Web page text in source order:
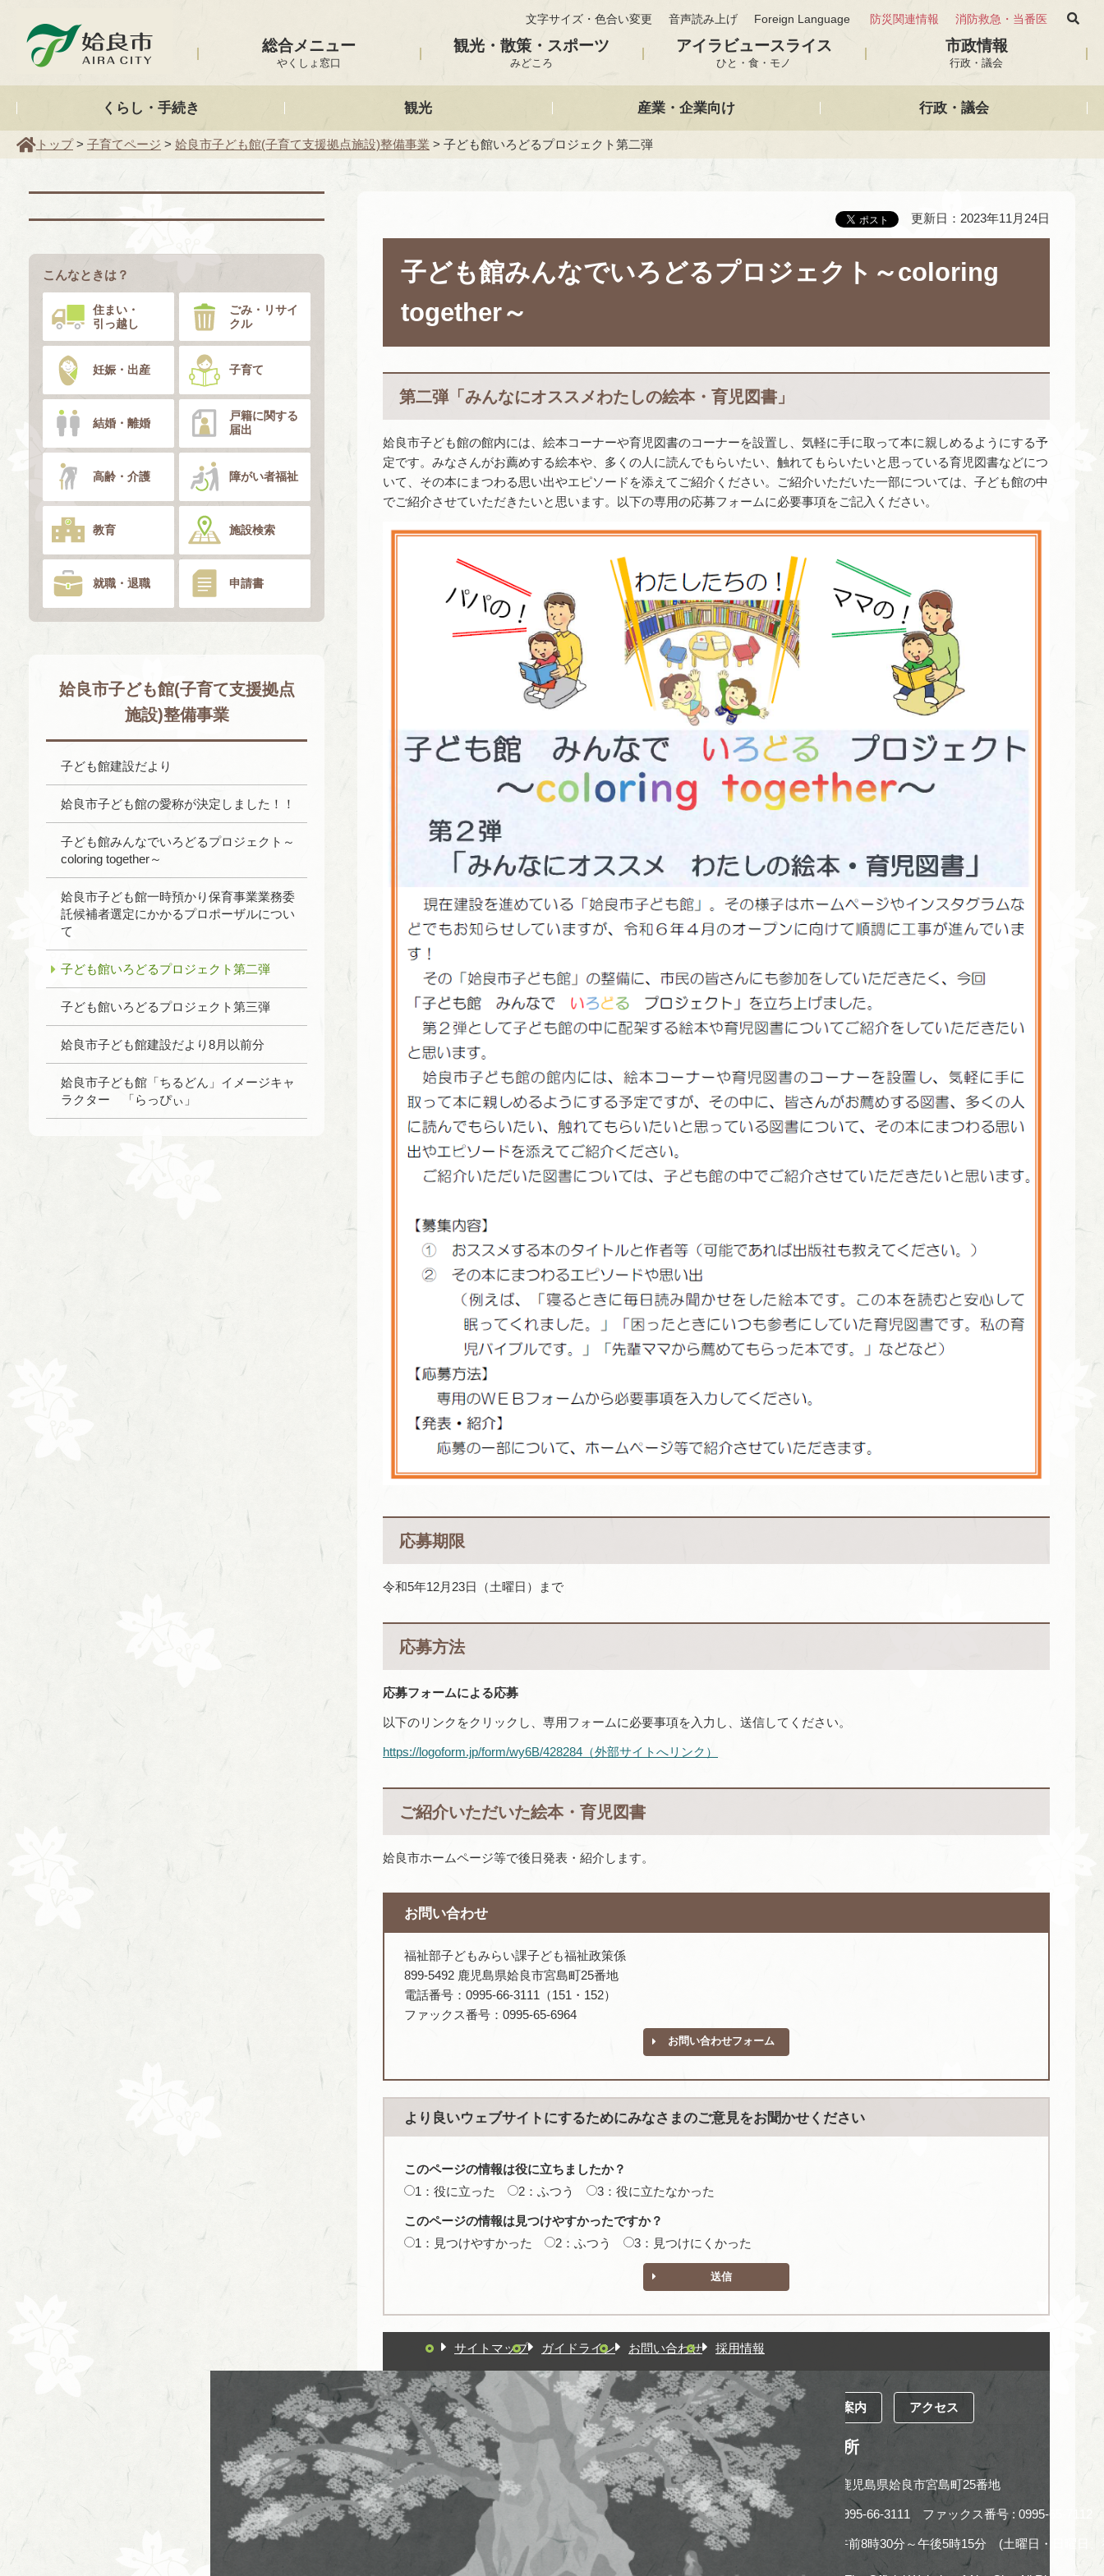
文字サイズ・色合い変更 音声読み上げ Foreign Language 防災関連情報 消防救急・当番医
総合メニュー
やくしょ窓口
観光・散策・スポーツ
みどころ
アイラビュースライス
ひと・食・モノ
市政情報
行政・議会
くらし・手続き 観光 産業・企業向け 行政・議会
トップ> 子育てページ > 姶良市子ども館(子育て支援拠点施設)整備事業 > 子ども館いろどるプロジェクト第二弾
こんなときは？
住まい・
引っ越し
ごみ・リサイ
クル
妊娠・出産 子育て
結婚・離婚
戸籍に関する
届出
高齢・介護 障がい者福祉
教育 施設検索
就職・退職 申請書
姶良市子ども館(子育て支援拠点
施設)整備事業
子ども館建設だより
姶良市子ども館の愛称が決定しました！！
子ども館みんなでいろどるプロジェクト～
coloring together～
姶良市子ども館一時預かり保育事業業務委
託候補者選定にかかるプロポーザルについ
て
子ども館いろどるプロジェクト第二弾
子ども館いろどるプロジェクト第三弾
姶良市子ども館建設だより8月以前分
姶良市子ども館「ちるどん」イメージキャ
ラクター 「らっぴぃ」
更新日：2023年11月24日
子ども館みんなでいろどるプロジェクト～coloring
together～
第二弾「みんなにオススメわたしの絵本・育児図書」
姶良市子ども館の館内には、絵本コーナーや育児図書のコーナーを設置し、気軽に手に取って本に親しめるようにする予
定です。みなさんがお薦めする絵本や、多くの人に読んでもらいたい、触れてもらいたいと思っている育児図書などにつ
いて、その本にまつわる思い出やエピソードを添えてご紹介ください。ご紹介いただいた一部については、子ども館の中
でご紹介させていただきたいと思います。以下の専用の応募フォームに必要事項をご記入ください。
応募期限
令和5年12月23日（土曜日）まで
応募方法
応募フォームによる応募
以下のリンクをクリックし、専用フォームに必要事項を入力し、送信してください。
https://logoform.jp/form/wy6B/428284（外部サイトへリンク）
ご紹介いただいた絵本・育児図書
姶良市ホームページ等で後日発表・紹介します。
お問い合わせ
福祉部子どもみらい課子ども福祉政策係
899-5492 鹿児島県姶良市宮島町25番地
電話番号：0995-66-3111（151・152）
ファックス番号：0995-65-6964
お問い合わせフォーム
より良いウェブサイトにするためにみなさまのご意見をお聞かせください
このページの情報は役に立ちましたか？
1：役に立った
2：ふつう 3：役に立たなかった
このページの情報は見つけやすかったですか？
1：見つけやすかった
2：ふつう 3：見つけにくかった
送信
サイトマップ ガイドライン お問い合わせ 採用情報
市役所の案内 アクセス
姶良市役所
〒899-5492鹿児島県姶良市宮島町25番地
電話番号 : 0995-66-3111 ファックス番号 : 0995-65-7112
開庁時間 : 午前8時30分～午後5時15分 (土曜日・日曜日